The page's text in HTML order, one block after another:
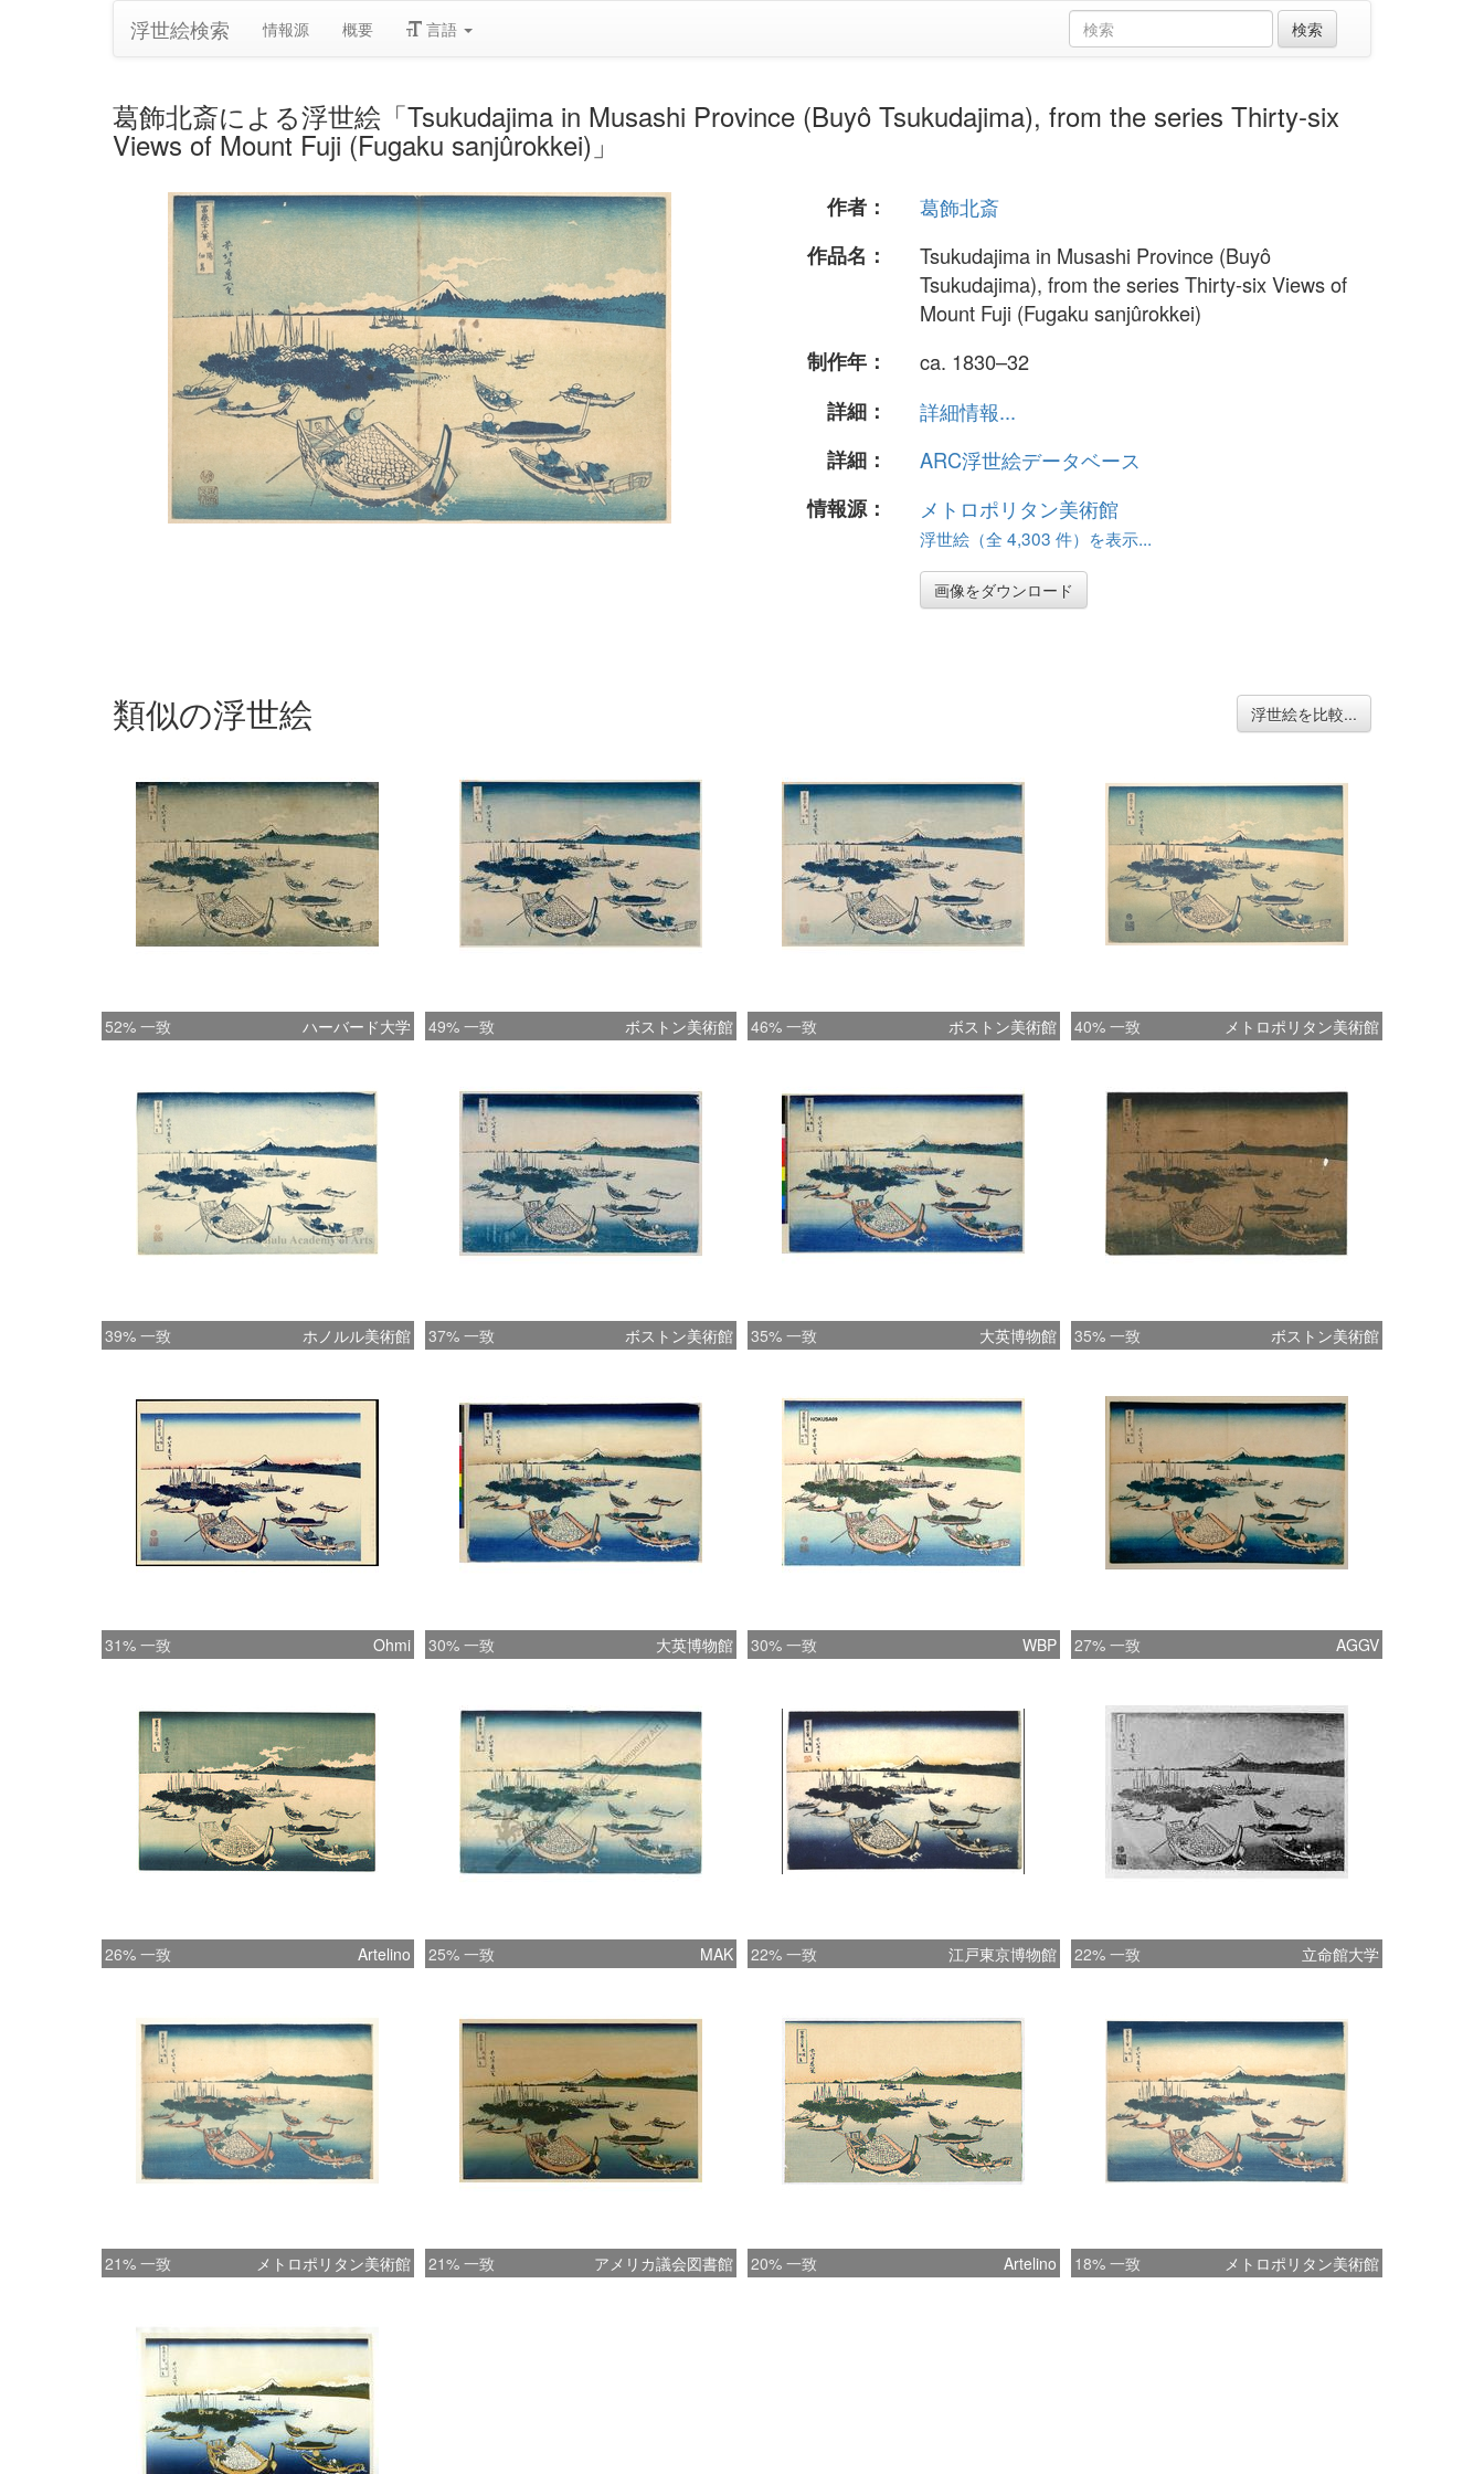
浮世絵検索 情報源 概要 言語
葛飾北斎による浮世絵「Tsukudajima in Musashi Province (Buyô Tsukudajima), from the series Thirty-six
Views of Mount Fuji (Fugaku sanjûrokkei)」
作者：
葛飾北斎
作品名：
Tsukudajima in Musashi Province (Buyô
Tsukudajima), from the series Thirty-six Views of
Mount Fuji (Fugaku sanjûrokkei)
制作年：
ca. 1830–32
詳細：
詳細情報...
詳細：
ARC浮世絵データベース
情報源：
メトロポリタン美術館
浮世絵（全 4,303 件）を表示...
画像をダウンロード
類似の浮世絵 浮世絵を比較...
52% 一致 ハーバード大学 49% 一致 ボストン美術館 46% 一致 ボストン美術館 40% 一致 メトロポリタン美術館
39% 一致 ホノルル美術館 37% 一致 ボストン美術館 35% 一致 大英博物館 35% 一致 ボストン美術館
31% 一致 Ohmi 30% 一致 大英博物館 30% 一致 WBP 27% 一致 AGGV
26% 一致 Artelino 25% 一致 MAK 22% 一致 江戸東京博物館 22% 一致 立命館大学
21% 一致 メトロポリタン美術館 21% 一致 アメリカ議会図書館 20% 一致 Artelino 18% 一致 メトロポリタン美術館